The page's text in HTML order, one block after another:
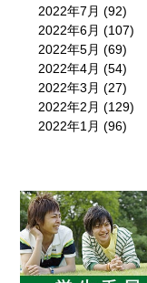
2022年7月 (92)
2022年6月 (107)
2022年5月 (69)
2022年4月 (54)
2022年3月 (27)
2022年2月 (129)
2022年1月 (96)